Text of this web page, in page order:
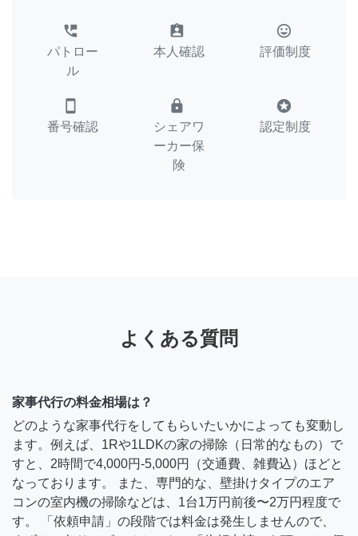
perm_phone_msg
パトロー
ル
assignment_ind
本人確認
tag_faces
評価制度
smartphone
番号確認
lock
シェアワ
ーカー保
険
stars
認定制度
よくある質問
家事代行の料金相場は？
どのような家事代行をしてもらいたいかによっても変動し
ます。例えば、1Rや1LDKの家の掃除（日常的なもの）で
すと、2時間で4,000円-5,000円（交通費、雑費込）ほどと
なっております。 また、専門的な、壁掛けタイプのエア
コンの室内機の掃除などは、1台1万円前後〜2万円程度で
す。 「依頼申請」の段階では料金は発生しませんので、